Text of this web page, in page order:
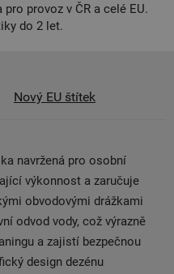
provoz v ČR a celé EU.
do 2 let.
Nový EU štítek
navržená pro osobní
výkonnost a zaručuje
obvodovými drážkami
odvod vody, což výrazně
a zajistí bezpečnou
design dezénu